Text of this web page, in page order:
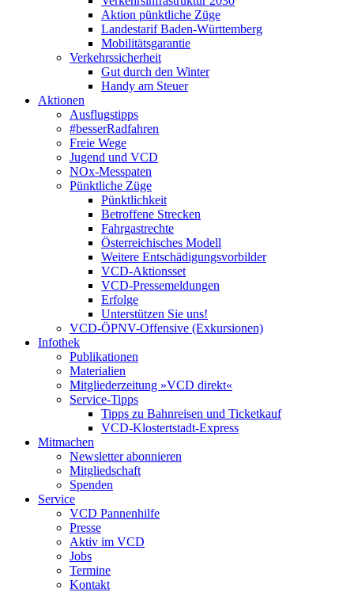
Aktion pünktliche Züge
Landestarif Baden-Württemberg
Mobilitätsgarantie
Verkehrssicherheit
Gut durch den Winter
Handy am Steuer
Aktionen
Ausflugstipps
#besserRadfahren
Freie Wege
Jugend und VCD
NOx-Messpaten
Pünktliche Züge
Pünktlichkeit
Betroffene Strecken
Fahrgastrechte
Österreichisches Modell
Weitere Entschädigungsvorbilder
VCD-Aktionsset
VCD-Pressemeldungen
Erfolge
Unterstützen Sie uns!
VCD-ÖPNV-Offensive (Exkursionen)
Infothek
Publikationen
Materialien
Mitgliederzeitung »VCD direkt«
Service-Tipps
Tipps zu Bahnreisen und Ticketkauf
VCD-Klostertstadt-Express
Mitmachen
Newsletter abonnieren
Mitgliedschaft
Spenden
Service
VCD Pannenhilfe
Presse
Aktiv im VCD
Jobs
Termine
Kontakt